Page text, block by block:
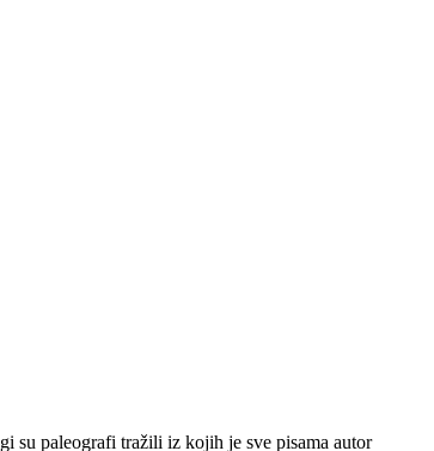
su paleografi tražili iz kojih je sve pisama autor